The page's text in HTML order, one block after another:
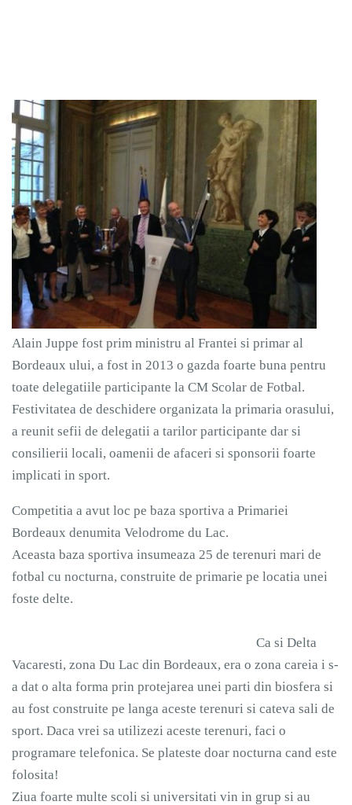
Alain Juppe fost prim ministru al Frantei si primar al
Bordeaux ului, a fost in 2013 o gazda foarte buna pentru
toate delegatiile participante la CM Scolar de Fotbal.
Festivitatea de deschidere organizata la primaria orasului,
a reunit sefii de delegatii a tarilor participante dar si
consilierii locali, oamenii de afaceri si sponsorii foarte
implicati in sport.
Competitia a avut loc pe baza sportiva a Primariei
Bordeaux denumita Velodrome du Lac.
Aceasta baza sportiva insumeaza 25 de terenuri mari de
fotbal cu nocturna, construite de primarie pe locatia unei
foste delte.
Ca si Delta
Vacaresti, zona Du Lac din Bordeaux, era o zona careia i s-
a dat o alta forma prin protejarea unei parti din biosfera si
au fost construite pe langa aceste terenuri si cateva sali de
sport. Daca vrei sa utilizezi aceste terenuri, faci o
programare telefonica. Se plateste doar nocturna cand este
folosita!
Ziua foarte multe scoli si universitati vin in grup si au